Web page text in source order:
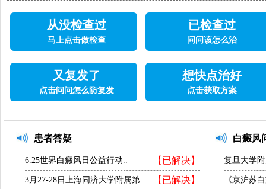
从没检查过
马上点击做检查
已检查过
问问该怎么治
又复发了
点击问问怎么防复发
想快点治好
点击获取方案
患者答疑
【已解决】
6.25世界白癜风日公益行动..
【已解决】
3月27-28日上海同济大学附属第..
白癜风
复旦大学
《京沪苏